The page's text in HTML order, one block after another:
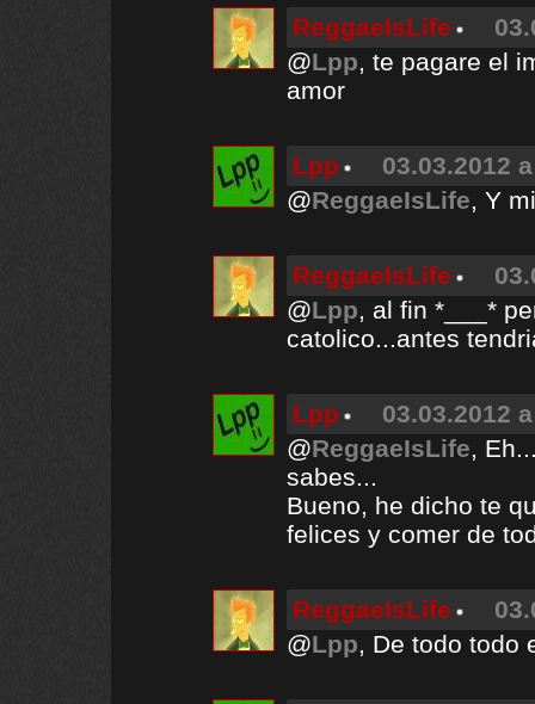
ReggaeIsLife
@Lpp, te pagare el
amor
Lpp
03.03.2012
@ReggaeIsLife, Y
ReggaeIsLife
@Lpp, al fin *___*
catolico...antes
Lpp
03.03.2012
@ReggaeIsLife,
sabes...
Bueno, he dicho te
felices y comer de
ReggaeIsLife
@Lpp, De todo todo